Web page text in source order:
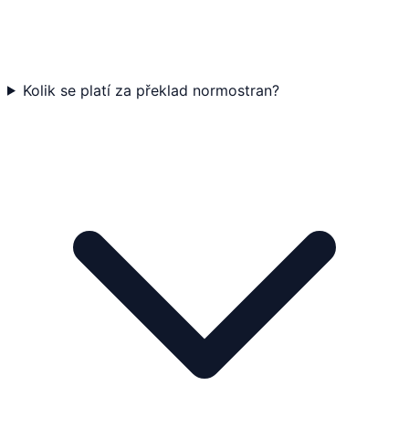
Kolik se platí za překlad normostran?